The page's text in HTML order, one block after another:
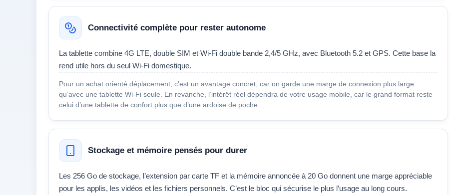
Connectivité complète pour rester autonome
La tablette combine 4G LTE, double SIM et Wi‑Fi double bande 2,4/5 GHz, avec Bluetooth 5.2 et GPS. Cette base la
rend utile hors du seul Wi‑Fi domestique.
Pour un achat orienté déplacement, c’est un avantage concret, car on garde une marge de connexion plus large
qu’avec une tablette Wi‑Fi seule. En revanche, l’intérêt réel dépendra de votre usage mobile, car le grand format reste
celui d’une tablette de confort plus que d’une ardoise de poche.
Stockage et mémoire pensés pour durer
Les 256 Go de stockage, l’extension par carte TF et la mémoire annoncée à 20 Go donnent une marge appréciable
pour les applis, les vidéos et les fichiers personnels. C’est le bloc qui sécurise le plus l’usage au long cours.